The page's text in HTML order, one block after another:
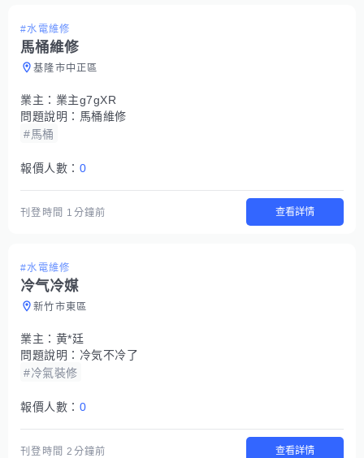
#水電維修
馬桶維修
基隆市中正區
業主： 業主g7gXR
問題說明： 馬桶維修
#馬桶
報價人數： 0
刊登時間 1分鐘前 查看詳情
#水電維修
冷气冷媒
新竹市東區
業主： 黄*廷
問題說明： 冷気不冷了
#冷氣裝修
報價人數： 0
刊登時間2分鐘前 查看詳情